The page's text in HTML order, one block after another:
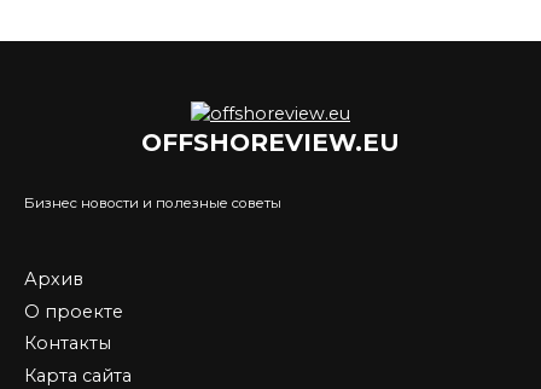
OFFSHOREVIEW.EU
Бизнес новости и полезные советы
Архив
О проекте
Контакты
Карта сайта